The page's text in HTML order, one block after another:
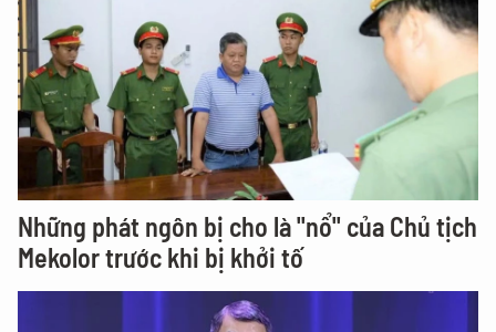
Những phát ngôn bị cho là "nổ" của Chủ tịch
Mekolor trước khi bị khởi tố